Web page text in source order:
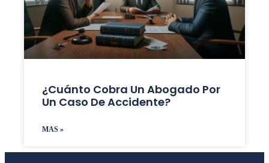
¿Cuánto Cobra Un Abogado Por
Un Caso De Accidente?
MAS »